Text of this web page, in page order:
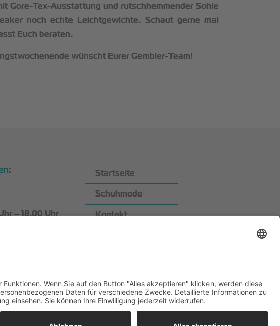
Gore-Tex-Ausstattung und rutschhemmender Sohle
noch echte Leichtgewichte. Schaut gerne mal
Euch beraten.
wünscht Eurer Gembler-Team!
– 18.00 Uhr
Startseite
Schuhmode
Kontakt